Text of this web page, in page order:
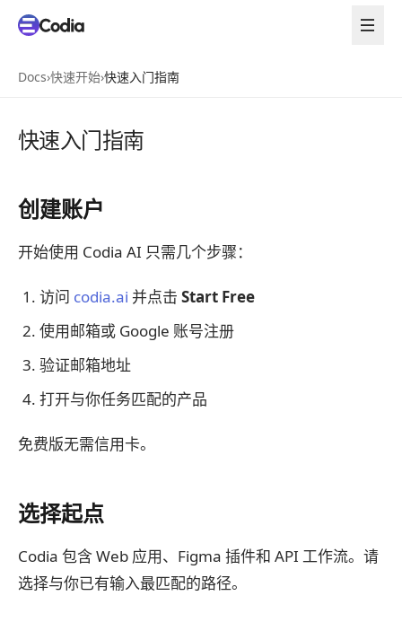
Docs›快速开始›快速入门指南
快速入门指南
创建账户
开始使用 Codia AI 只需几个步骤：
访问 codia.ai 并点击 Start Free
使用邮箱或 Google 账号注册
验证邮箱地址
打开与你任务匹配的产品
免费版无需信用卡。
选择起点
Codia 包含 Web 应用、Figma 插件和 API 工作流。请
选择与你已有输入最匹配的路径。